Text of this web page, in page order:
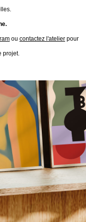
ou contactez l'atelier pour
projet.